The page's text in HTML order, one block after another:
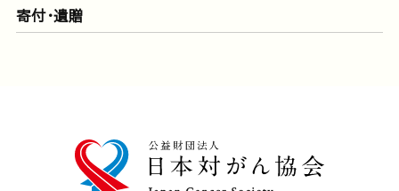
寄付・遺贈